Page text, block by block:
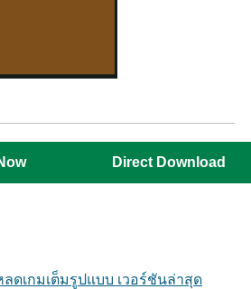
Direct Download
ลดเกมเต็มรูปแบบ เวอร์ชันล่าสุด